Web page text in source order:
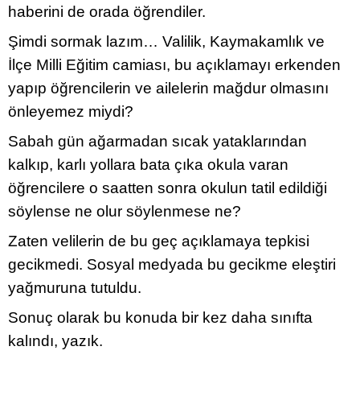
haberini de orada öğrendiler.
Şimdi sormak lazım… Valilik, Kaymakamlık ve
İlçe Milli Eğitim camiası, bu açıklamayı erkenden
yapıp öğrencilerin ve ailelerin mağdur olmasını
önleyemez miydi?
Sabah gün ağarmadan sıcak yataklarından
kalkıp, karlı yollara bata çıka okula varan
öğrencilere o saatten sonra okulun tatil edildiği
söylense ne olur söylenmese ne?
Zaten velilerin de bu geç açıklamaya tepkisi
gecikmedi. Sosyal medyada bu gecikme eleştiri
yağmuruna tutuldu.
Sonuç olarak bu konuda bir kez daha sınıfta
kalındı, yazık.